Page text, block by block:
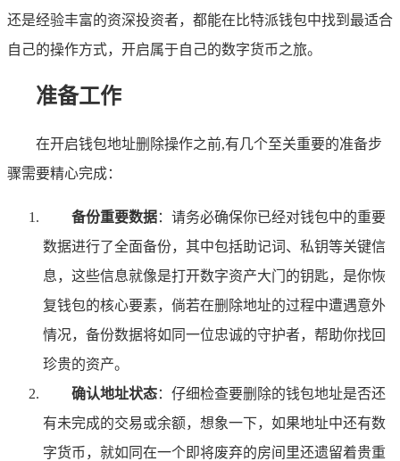
还是经验丰富的资深投资者，都能在比特派钱包中找到最适合
自己的操作方式，开启属于自己的数字货币之旅。
准备工作
在开启钱包地址删除操作之前,有几个至关重要的准备步
骤需要精心完成：
备份重要数据：请务必确保你已经对钱包中的重要
数据进行了全面备份，其中包括助记词、私钥等关键信
息，这些信息就像是打开数字资产大门的钥匙，是你恢
复钱包的核心要素，倘若在删除地址的过程中遭遇意外
情况，备份数据将如同一位忠诚的守护者，帮助你找回
珍贵的资产。
确认地址状态：仔细检查要删除的钱包地址是否还
有未完成的交易或余额，想象一下，如果地址中还有数
字货币，就如同在一个即将废弃的房间里还遗留着贵重